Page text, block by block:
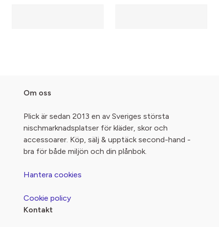
Om oss
Plick är sedan 2013 en av Sveriges största
nischmarknadsplatser för kläder, skor och
accessoarer. Köp, sälj & upptäck second-hand -
bra för både miljön och din plånbok.
Hantera cookies
Cookie policy
Kontakt